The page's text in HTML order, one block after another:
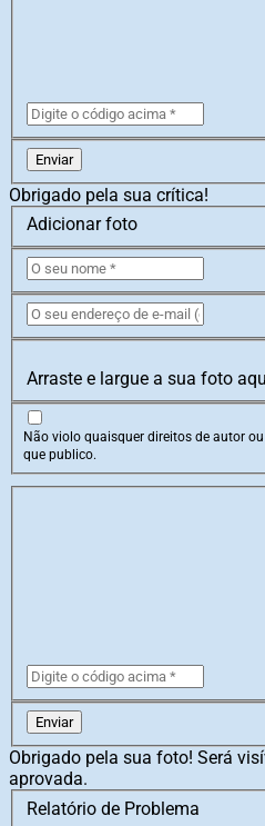
Enviar
Obrigado pela sua crítica!
Adicionar foto
Arraste e largue a sua foto
Não violo quaisquer direitos de autor
que publico.
Enviar
Obrigado pela sua foto! Será
aprovada.
Relatório de Problema